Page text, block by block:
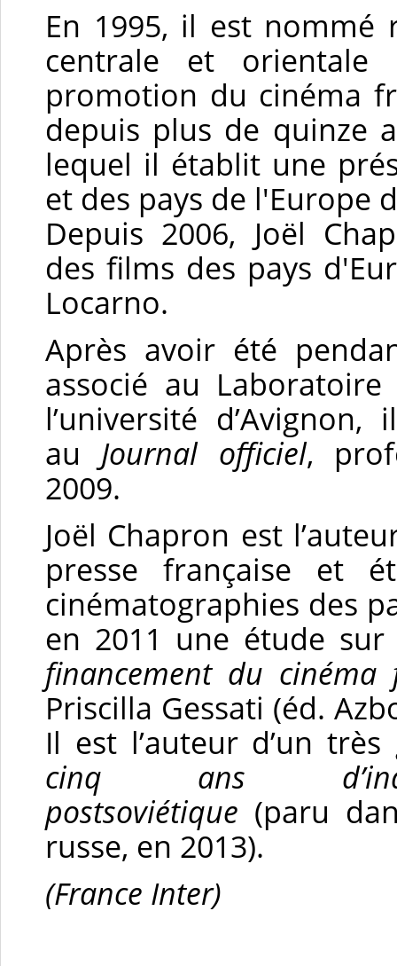
En 1995, il est nommé
centrale et orientale
promotion du cinéma
depuis plus de quinze
lequel il établit une
et des pays de l'Europe
Depuis 2006, Joël
des films des pays
Locarno.
Après avoir été
associé au
l’université
au Journal officiel,
2009.
Joël Chapron est
presse française et
cinématographies des
en 2011 une étude
financement du cinéma
Priscilla Gessati (éd.
Il est l’auteur d’un
cinq ans
postsoviétique (paru
russe, en 2013).
(France Inter)